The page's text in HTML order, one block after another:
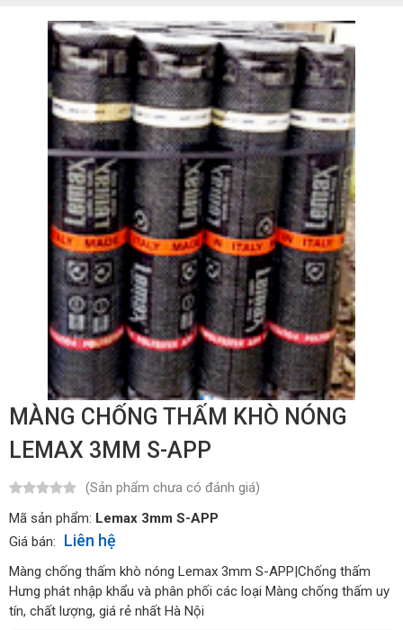
MÀNG CHỐNG THẤM KHÒ NÓNG
LEMAX 3MM S-APP
(Sản phẩm chưa có đánh giá)
Mã sản phẩm: Lemax 3mm S-APP
Giá bán:
Liên hệ
Màng chống thấm khò nóng Lemax 3mm S-APP|Chống thấm
Hưng phát nhập khẩu và phân phối các loại Màng chống thấm uy
tín, chất lượng, giá rẻ nhất Hà Nội